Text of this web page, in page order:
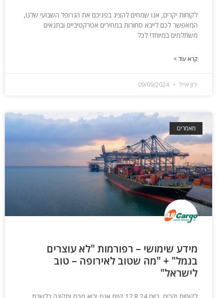
לקוחות יקרים, אנו שמחים להציג בפניכם את הגרופז' השבועי שלנו,
המאפשר לכם לייבא סחורות במחירים אטרקטיביים ובתנאים
משתלמים במיוחד! לכל
קרא עוד >
ירון אייל
מאמרים
מידע שימושי – רפורמות "לא עוצרים
בנמל" + "מה שטוב לאירופה – טוב
לישראל"
לקוחות יקרים, ביום 12.8.24 קיים אגף יבוא מכס ותקינה בלשכת